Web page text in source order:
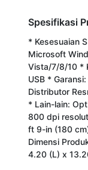
Spesifikasi
* Kesesuaian
Microsoft
Vista/7/8/10 *
USB *
Distributor
* Lain-lain:
800 dpi
ft 9-in (180
Dimensi
4.20 (L) x